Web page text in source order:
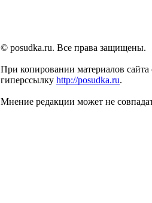
© posudka.ru. Все права защищены.
При копировании материалов сайта
гиперссылку http://posudka.ru.
Мнение редакции может не